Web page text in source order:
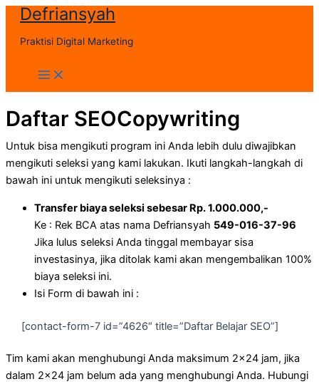
Skip
content
Defriansyah
Praktisi Digital Marketing
Main
Menu
Daftar SEOCopywriting
Untuk bisa mengikuti program ini Anda lebih dulu diwajibkan
mengikuti seleksi yang kami lakukan. Ikuti langkah-langkah di
bawah ini untuk mengikuti seleksinya :
Transfer biaya seleksi sebesar Rp. 1.000.000,-
Ke : Rek BCA atas nama Defriansyah 549-016-37-96
Jika lulus seleksi Anda tinggal membayar sisa
investasinya, jika ditolak kami akan mengembalikan 100%
biaya seleksi ini.
Isi Form di bawah ini :
[contact-form-7 id=”4626″ title=”Daftar Belajar SEO”]
Tim kami akan menghubungi Anda maksimum 2×24 jam, jika
dalam 2×24 jam belum ada yang menghubungi Anda. Hubungi